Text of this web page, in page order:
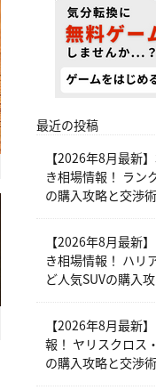
最近の投稿
【2026年8月最新
き相場情報！ ラン
の購入攻略と交渉術
【2026年8月最新
き相場情報！ ハリ
ど人気SUVの購入
【2026年8月最新
報！ ヤリスクロス
の購入攻略と交渉術